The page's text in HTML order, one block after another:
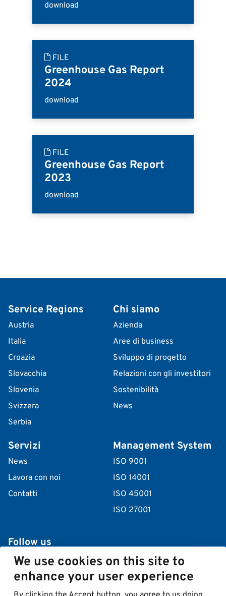
download
FILE
Greenhouse Gas Report
2024
download
FILE
Greenhouse Gas Report
2023
download
Service Regions
Austria
Italia
Croazia
Slovacchia
Slovenia
Svizzera
Serbia
Chi siamo
Azienda
Aree di business
Sviluppo di progetto
Relazioni con gli investitori
Sostenibilità
News
Servizi
News
Lavora con noi
Contatti
Management System
ISO 9001
ISO 14001
ISO 45001
ISO 27001
Follow us
We use cookies on this site to
enhance your user experience